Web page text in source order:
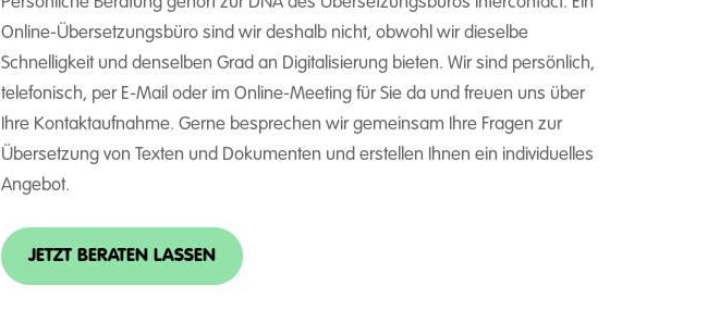
Online-Übersetzungsbüro sind wir deshalb nicht, obwohl wir dieselbe
Schnelligkeit und denselben Grad an Digitalisierung bieten. Wir sind persönlich,
telefonisch, per E-Mail oder im Online-Meeting für Sie da und freuen uns über
Ihre Kontaktaufnahme. Gerne besprechen wir gemeinsam Ihre Fragen zur
Übersetzung von Texten und Dokumenten und erstellen Ihnen ein individuelles
Angebot.
JETZT BERATEN LASSEN